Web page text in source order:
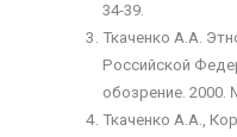
34-39.
Ткаченко А.А.
Российской
обозрение. 2000.
Ткаченко А.А.,